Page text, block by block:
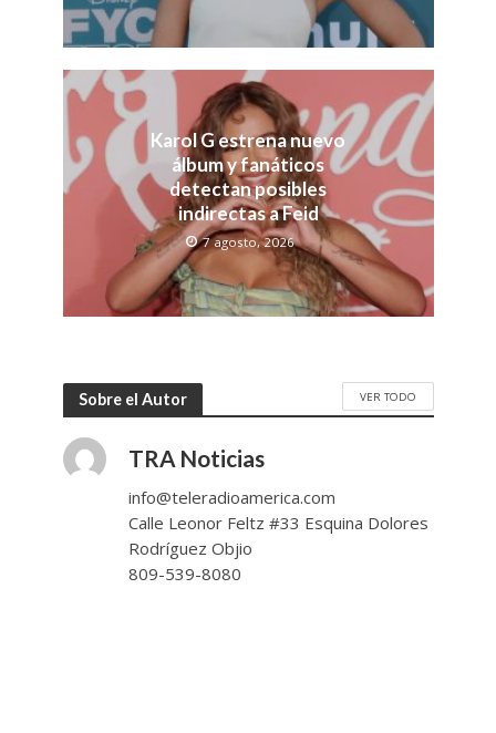
Karol G estrena nuevo
álbum y fanáticos
detectan posibles
indirectas a Feid
7 agosto, 2026
Sobre el Autor VER TODO
TRA Noticias
info@teleradioamerica.com
Calle Leonor Feltz #33 Esquina Dolores
Rodríguez Objio
809-539-8080